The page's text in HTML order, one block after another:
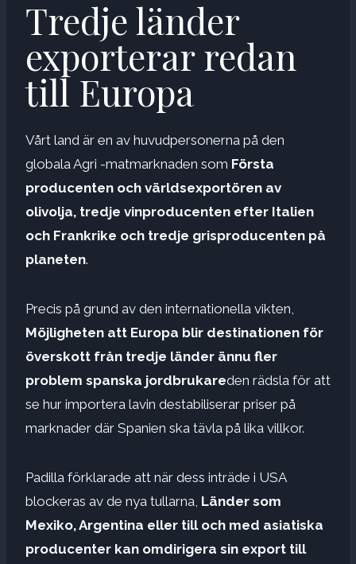
Tredje länder
exporterar redan
till Europa
Vårt land är en av huvudpersonerna på den
globala Agri -matmarknaden som Första
producenten och världsexportören av
olivolja, tredje vinproducenten efter Italien
och Frankrike och tredje grisproducenten på
planeten.
Precis på grund av den internationella vikten,
Möjligheten att Europa blir destinationen för
överskott från tredje länder ännu fler
problem spanska jordbrukareden rädsla för att
se hur importera lavin destabiliserar priser på
marknader där Spanien ska tävla på lika villkor.
Padilla förklarade att när dess inträde i USA
blockeras av de nya tullarna, Länder som
Mexiko, Argentina eller till och med asiatiska
producenter kan omdirigera sin export till